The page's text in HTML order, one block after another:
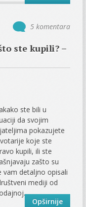
5 komentara
ste kupili? –
ste bili u
da svojim
pokazujete
koje ste
kupili, ili ste
zašto su
vam detaljno opisali
mediji od
Opširnije